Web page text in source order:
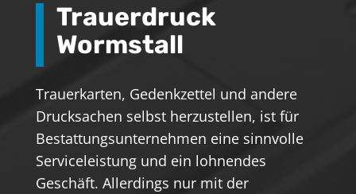
Trauerdruck
Wormstall
Trauerkarten, Gedenkzettel und andere
Drucksachen selbst herzustellen, ist für
Bestattungsunternehmen eine sinnvolle
Serviceleistung und ein lohnendes
Geschäft. Allerdings nur mit der